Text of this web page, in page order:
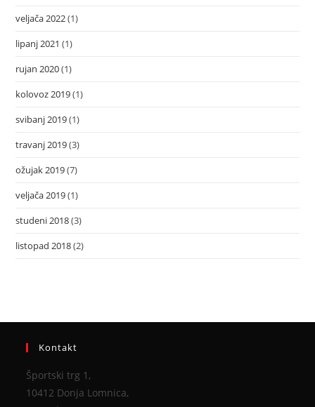
veljača 2022(1)
lipanj 2021 (1)
rujan 2020(1)
kolovoz 2019(1)
svibanj 2019(1)
travanj 2019(3)
ožujak 2019(7)
veljača 2019(1)
studeni 2018(3)
listopad 2018(2)
Kontakt
Športski trg 1,
10412 Donja Lomnica,